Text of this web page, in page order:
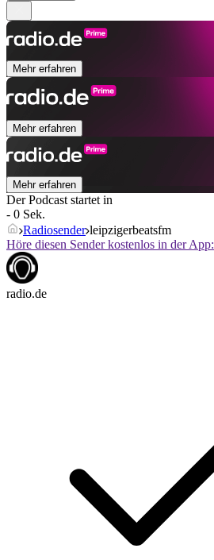
Mehr erfahren
Mehr erfahren
Mehr erfahren
Der Podcast startet in
- 0 Sek.
Radiosender leipzigerbeatsfm
Höre diesen Sender kostenlos in der App:
radio.de